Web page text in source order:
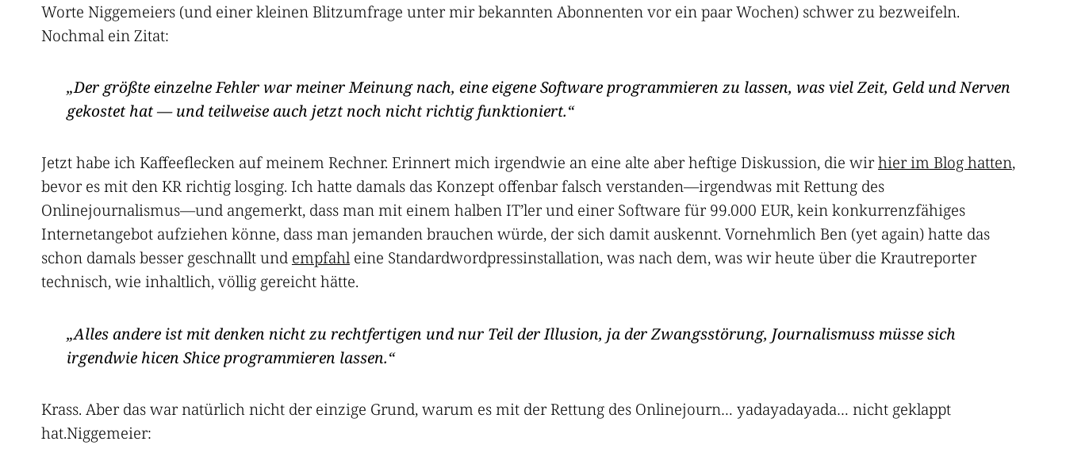
Worte Niggemeiers (und einer kleinen Blitzumfrage unter mir bekannten Abonnenten vor ein paar Wochen) schwer zu bezweifeln.
Nochmal ein Zitat:
Der größte einzelne Fehler war meiner Meinung nach, eine eigene Software programmieren zu lassen, was viel Zeit, Geld und Nerven
gekostet hat — und teilweise auch jetzt noch nicht richtig funktioniert.
Jetzt habe ich Kaffeeflecken auf meinem Rechner. Erinnert mich irgendwie an eine alte aber heftige Diskussion, die wirhier im Blog hatten,
bevor es mit den KR richtig losging. Ich hatte damals das Konzept offenbar falsch verstanden—irgendwas mit Rettung des
Onlinejournalismus—und angemerkt, dass man mit einem halben IT’ler und einer Software für 99.000 EUR, kein konkurrenzfähiges
Internetangebot aufziehen könne, dass man jemanden brauchen würde, der sich damit auskennt. Vornehmlich Ben (yet again) hatte das
schon damals besser geschnallt und empfahleine Standardwordpressinstallation, was nach dem, was wir heute über die Krautreporter
technisch, wie inhaltlich, völlig gereicht hätte.
Alles andere ist mit denken nicht zu rechtfertigen und nur Teil der Illusion, ja der Zwangsstörung, Journalismuss müsse sich
irgendwie hicen Shice programmieren lassen.
Krass. Aber das war natürlich nicht der einzige Grund, warum es mit der Rettung des Onlinejourn… yadayadayada… nicht geklappt
hat.Niggemeier: